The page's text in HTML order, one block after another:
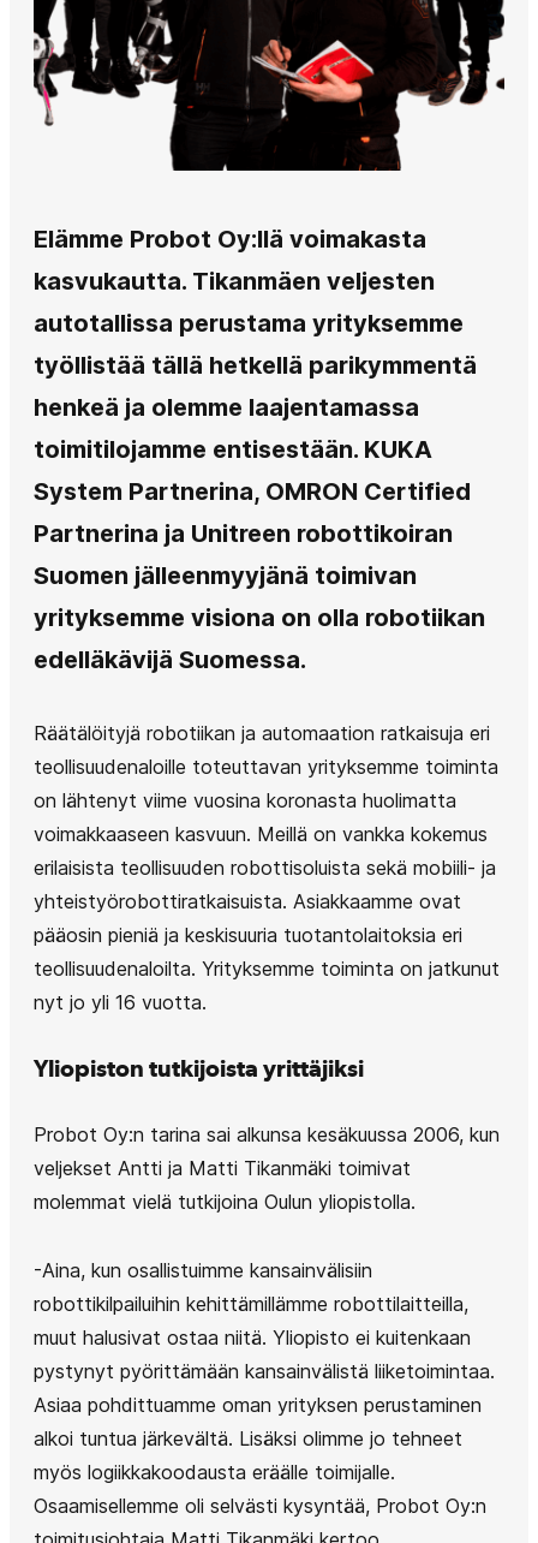
Elämme Probot Oy:llä voimakasta
kasvukautta. Tikanmäen veljesten
autotallissa perustama yrityksemme
työllistää tällä hetkellä parikymmentä
henkeä ja olemme laajentamassa
toimitilojamme entisestään. KUKA
System Partnerina, OMRON Certified
Partnerina ja Unitreen robottikoiran
Suomen jälleenmyyjänä toimivan
yrityksemme visiona on olla robotiikan
edelläkävijä Suomessa.
Räätälöityjä robotiikan ja automaation ratkaisuja eri
teollisuudenaloille toteuttavan yrityksemme toiminta
on lähtenyt viime vuosina koronasta huolimatta
voimakkaaseen kasvuun. Meillä on vankka kokemus
erilaisista teollisuuden robottisoluista sekä mobiili- ja
yhteistyörobottiratkaisuista. Asiakkaamme ovat
pääosin pieniä ja keskisuuria tuotantolaitoksia eri
teollisuudenaloilta. Yrityksemme toiminta on jatkunut
nyt jo yli 16 vuotta.
Yliopiston tutkijoista yrittäjiksi
Probot Oy:n tarina sai alkunsa kesäkuussa 2006, kun
veljekset Antti ja Matti Tikanmäki toimivat
molemmat vielä tutkijoina Oulun yliopistolla.
-Aina, kun osallistuimme kansainvälisiin
robottikilpailuihin kehittämillämme robottilaitteilla,
muut halusivat ostaa niitä. Yliopisto ei kuitenkaan
pystynyt pyörittämään kansainvälistä liiketoimintaa.
Asiaa pohdittuamme oman yrityksen perustaminen
alkoi tuntua järkevältä. Lisäksi olimme jo tehneet
myös logiikkakoodausta eräälle toimijalle.
Osaamisellemme oli selvästi kysyntää, Probot Oy:n